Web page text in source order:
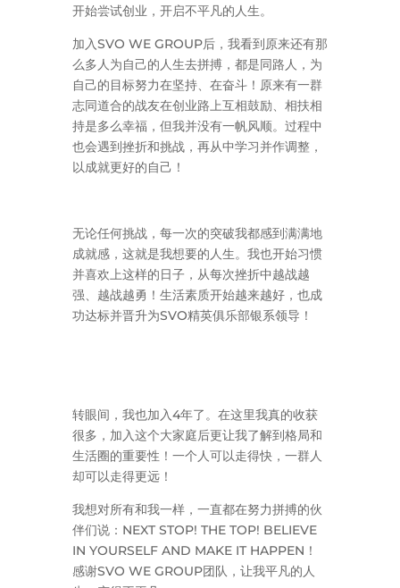
开始尝试创业，开启不平凡的人生。
加入SVO WE GROUP后，我看到原来还有那
么多人为自己的人生去拼搏，都是同路人，为
自己的目标努力在坚持、在奋斗！原来有一群
志同道合的战友在创业路上互相鼓励、相扶相
持是多么幸福，但我并没有一帆风顺。过程中
也会遇到挫折和挑战，再从中学习并作调整，
以成就更好的自己！
无论任何挑战，每一次的突破我都感到满满地
成就感，这就是我想要的人生。我也开始习惯
并喜欢上这样的日子，从每次挫折中越战越
强、越战越勇！生活素质开始越来越好，也成
功达标并晋升为SVO精英俱乐部银系领导！
转眼间，我也加入4年了。在这里我真的收获
很多，加入这个大家庭后更让我了解到格局和
生活圈的重要性！一个人可以走得快，一群人
却可以走得更远！
我想对所有和我一样，一直都在努力拼搏的伙
伴们说：NEXT STOP! THE TOP! BELIEVE
IN YOURSELF AND MAKE IT HAPPEN！
感谢SVO WE GROUP团队，让我平凡的人